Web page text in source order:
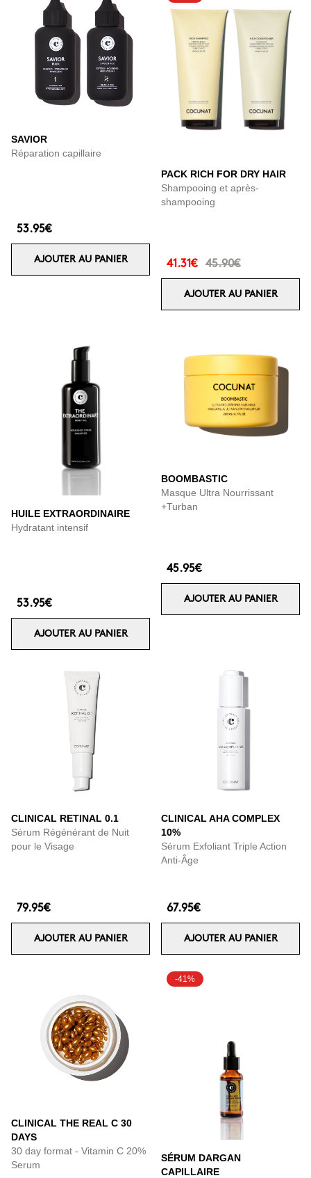
SAVIOR
Réparation capillaire
53.95€
AJOUTER AU PANIER
PACK RICH FOR DRY HAIR
Shampooing et après-
shampooing
41.31€ 45.90€
AJOUTER AU PANIER
HUILE EXTRAORDINAIRE
Hydratant intensif
53.95€
AJOUTER AU PANIER
BOOMBASTIC
Masque Ultra Nourrissant
+Turban
45.95€
AJOUTER AU PANIER
CLINICAL RETINAL 0.1
Sérum Régénérant de Nuit
pour le Visage
79.95€
AJOUTER AU PANIER
CLINICAL AHA COMPLEX
10%
Sérum Exfoliant Triple Action
Anti-Âge
67.95€
AJOUTER AU PANIER
CLINICAL THE REAL C 30
DAYS
30 day format - Vitamin C 20%
Serum
-41%
SÉRUM DARGAN
CAPILLAIRE